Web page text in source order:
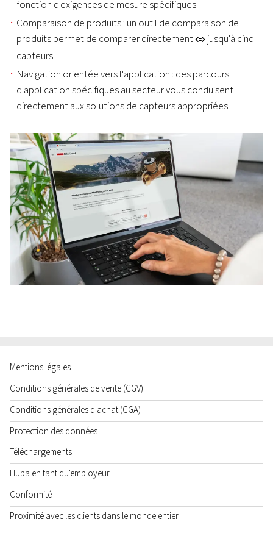
fonction d'exigences de mesure spécifiques
Comparaison de produits : un outil de comparaison de
produits permet de comparerdirectementr jusqu'à cinq
capteurs
Navigation orientée vers l'application : des parcours
d'application spécifiques au secteur vous conduisent
directement aux solutions de capteurs appropriées
Mentions légales
Conditions générales de vente (CGV)
Conditions générales d'achat (CGA)
Protection des données
Téléchargements
Huba en tant qu'employeur
Conformité
Proximité avec les clients dans le monde entier